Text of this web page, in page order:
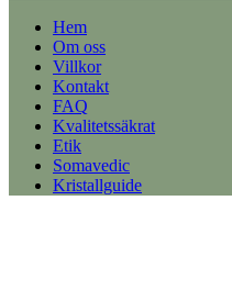
Hem
Om oss
Villkor
Kontakt
FAQ
Kvalitetssäkrat
Etik
Somavedic
Kristallguide